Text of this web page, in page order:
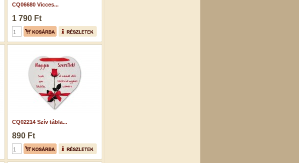
CQ06680 Vicces...
1 790 Ft
CQ02214 Szív tábla...
890 Ft